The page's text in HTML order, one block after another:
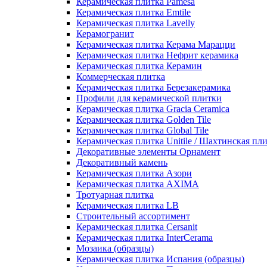
Керамическая плитка Emtile
Керамическая плитка Lavelly
Керамогранит
Керамическая плитка Керама Марацци
Керамическая плитка Нефрит керамика
Керамическая плитка Керамин
Коммерческая плитка
Керамическая плитка Березакерамика
Профили для керамической плитки
Керамическая плитка Gracia Ceramica
Керамическая плитка Golden Tile
Керамическая плитка Global Tile
Керамическая плитка Unitile / Шахтинская
Декоративные элементы Орнамент
Декоративный камень
Керамическая плитка Азори
Керамическая плитка AXIMA
Тротуарная плитка
Керамическая плитка LB
Строительный ассортимент
Керамическая плитка Cersanit
Керамическая плитка InterCerama
Мозаика (образцы)
Керамическая плитка Испания (образцы)